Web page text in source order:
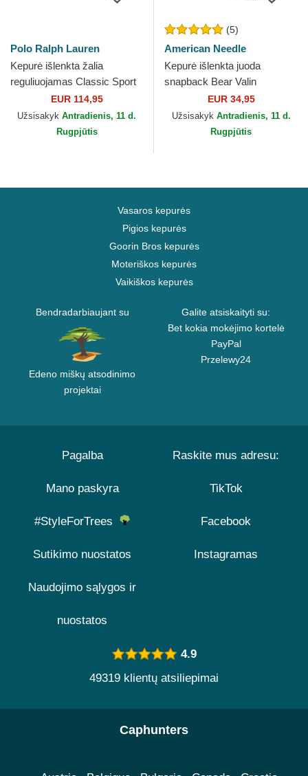
Polo Ralph Lauren
Kepurė išlenkta žalia
reguliuojamas Classic Sport
Twill Bear Polo Ralph Lauren
EUR 114,95
Užsisakyk Antradienis, 11 d.
Rugpjūtis
(5)
American Needle
Kepurė išlenkta juoda
snapback Bear Valin
American Needle
EUR 34,95
Užsisakyk Antradienis, 11 d.
Rugpjūtis
Vasaros kepurės
Pigios kepurės
Goorin Bros kepurės
Moteriškos kepurės
Vaikiškos kepurės
Bendradarbiaujant su
Edeno miškų atsodinimo
projektai
Galite atsiskaityti su:
Bet kokia mokėjimo kortelė
PayPal
Przelewy24
Pagalba
Mano paskyra
#StyleForTrees
Sutikimo nuostatos
Naudojimo sąlygos ir
nuostatos
Raskite mus adresu:
TikTok
Facebook
Instagramas
4.9
49319 klientų atsiliepimai
Caphunters